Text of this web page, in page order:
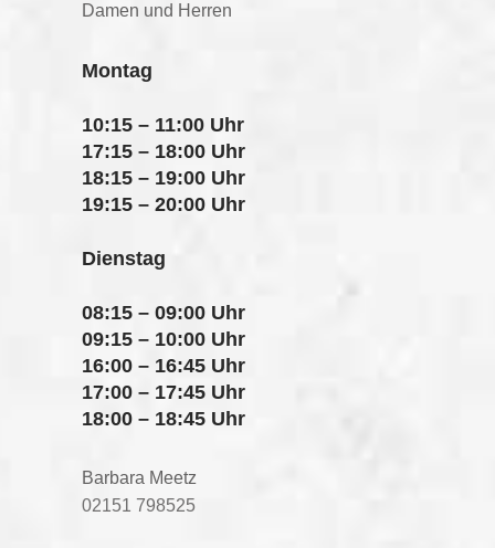
Damen und Herren
Montag
10:15 – 11:00 Uhr
17:15 – 18:00 Uhr
18:15 – 19:00 Uhr
19:15 – 20:00 Uhr
Dienstag
08:15 – 09:00 Uhr
09:15 – 10:00 Uhr
16:00 – 16:45 Uhr
17:00 – 17:45 Uhr
18:00 – 18:45 Uhr
Barbara Meetz
02151 798525